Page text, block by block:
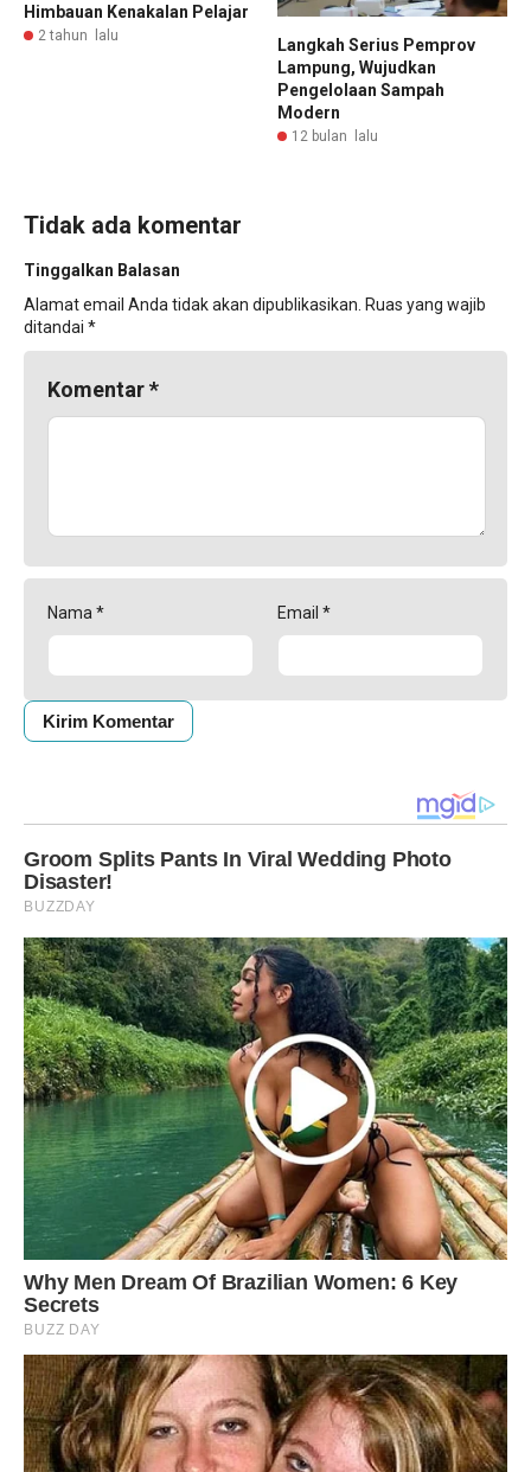
Himbauan Kenakalan Pelajar
2 tahun lalu
Langkah Serius Pemprov
Lampung, Wujudkan
Pengelolaan Sampah
Modern
12 bulan lalu
Tidak ada komentar
Tinggalkan Balasan
Alamat email Anda tidak akan dipublikasikan. Ruas yang wajib
ditandai *
Komentar*
Nama * Email *